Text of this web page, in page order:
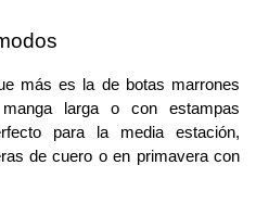
más es la de botas marrones
larga o con estampas
para la media estación,
de cuero o en primavera con